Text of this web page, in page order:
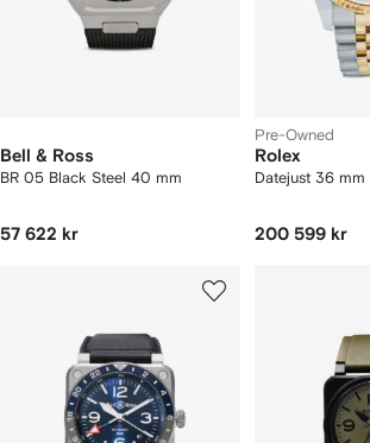
Bell & Ross
BR 05 Black Steel 40 mm
57 622 kr
Pre-Owned
Rolex
Datejust 36 mm
200 599 kr